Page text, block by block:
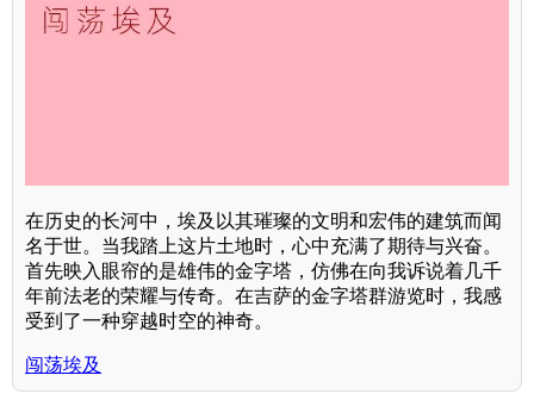
在历史的长河中，埃及以其璀璨的文明和宏伟的建筑而闻
名于世。当我踏上这片土地时，心中充满了期待与兴奋。
首先映入眼帘的是雄伟的金字塔，仿佛在向我诉说着几千
年前法老的荣耀与传奇。在吉萨的金字塔群游览时，我感
受到了一种穿越时空的神奇。
闯荡埃及